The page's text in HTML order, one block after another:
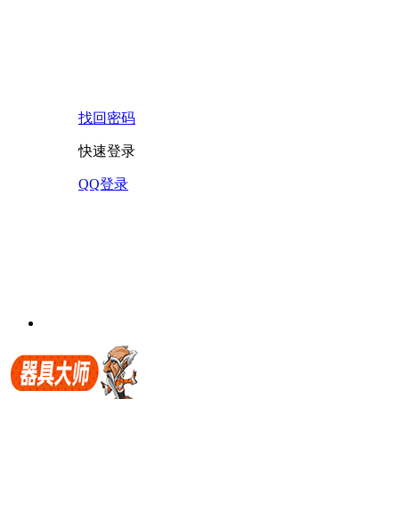
找回密码
快速登录
QQ登录